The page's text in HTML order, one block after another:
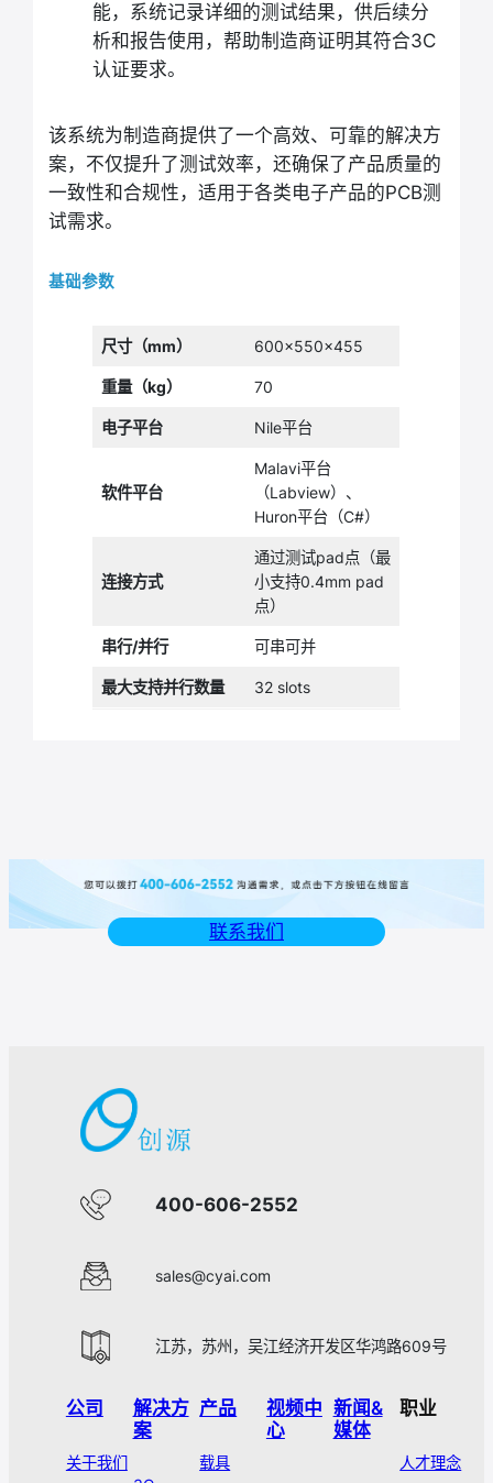
能，系统记录详细的测试结果，供后续分
析和报告使用，帮助制造商证明其符合3C
认证要求。
该系统为制造商提供了一个高效、可靠的解决方
案，不仅提升了测试效率，还确保了产品质量的
一致性和合规性，适用于各类电子产品的PCB测
试需求。
基础参数
尺寸（mm） 600x550x455
重量（kg） 70
电子平台 Nile平台
软件平台
Malavi平台
（Labview）、
Huron平台（C#）
连接方式
通过测试pad点（最
小支持0.4mm pad
点）
串行/并行 可串可并
最大支持并行数量 32 slots
联系我们
400-606-2552
sales@cyai.com
江苏，苏州，吴江经济开发区华鸿路609号
公司
关于我们
解决方
案
产品
载具
视频中
心
新闻&
媒体
职业
人才理念